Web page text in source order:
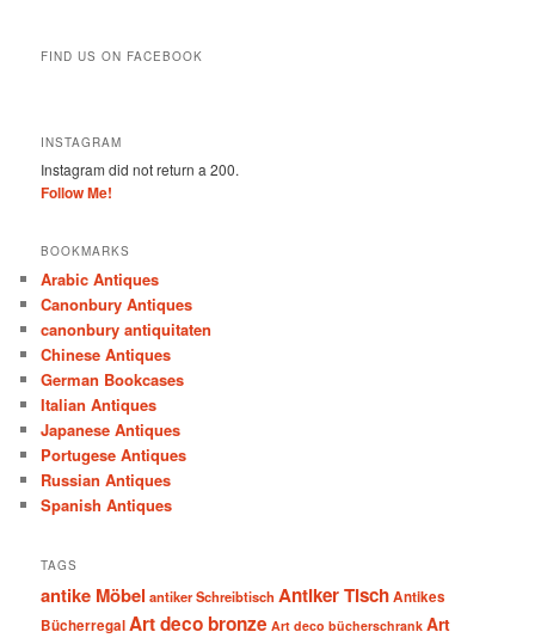
FIND US ON FACEBOOK
INSTAGRAM
Instagram did not return a 200.
Follow Me!
BOOKMARKS
Arabic Antiques
Canonbury Antiques
canonbury antiquitaten
Chinese Antiques
German Bookcases
Italian Antiques
Japanese Antiques
Portugese Antiques
Russian Antiques
Spanish Antiques
TAGS
antike Möbel antiker Schreibtisch Antiker TischAntikes
BücherregalArt deco bronze Art deco bücherschrank Art